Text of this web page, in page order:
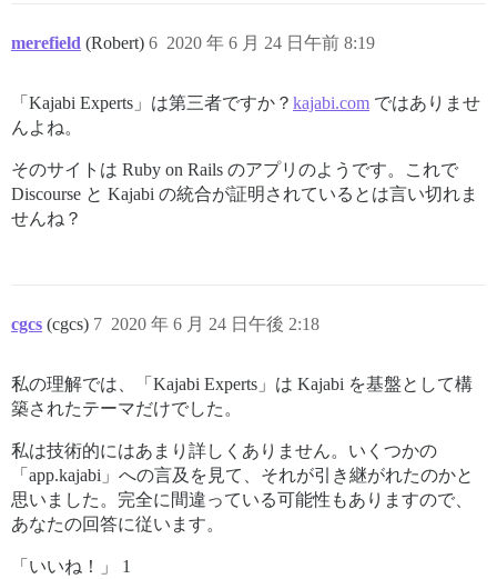
merefield (Robert) 2020 年 6 月 24 日午前 8:19
6
「Kajabi Experts」は第三者ですか？ kajabi.com ではありませ
んよね。
そのサイトは Ruby on Rails のアプリのようです。これで
Discourse と Kajabi の統合が証明されているとは言い切れま
せんね？
cgcs (cgcs) 2020 年 6 月 24 日午後 2:18
7
私の理解では、「Kajabi Experts」は Kajabi を基盤として構
築されたテーマだけでした。
私は技術的にはあまり詳しくありません。いくつかの
「app.kajabi」への言及を見て、それが引き継がれたのかと
思いました。完全に間違っている可能性もありますので、
あなたの回答に従います。
「いいね！」 1